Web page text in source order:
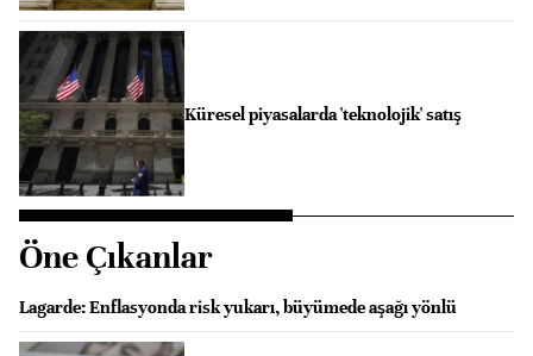
Küresel piyasalarda 'teknolojik' satış
Öne Çıkanlar
Lagarde: Enflasyonda risk yukarı, büyümede aşağı yönlü